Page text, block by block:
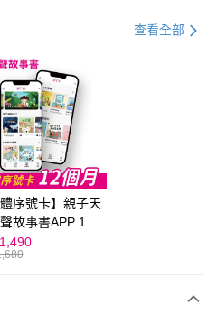
大用戶可立即使用無須另外申請。
單成立後會自動跳轉到大哥付的交易
期數、繳款截止日，確認付款後即完
請依後續交易確認頁面所載為準。
才付款」的支付方式。 讓您購物簡單
即可結帳。
款。
查看全部
體序號卡】親子天
故事書APP 12